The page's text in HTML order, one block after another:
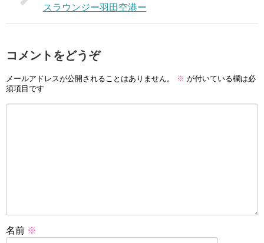
スラウンジー羽田空港ー
コメントをどうぞ
メールアドレスが公開されることはありません。 ※ が付いている欄は必
須項目です
名前 ※